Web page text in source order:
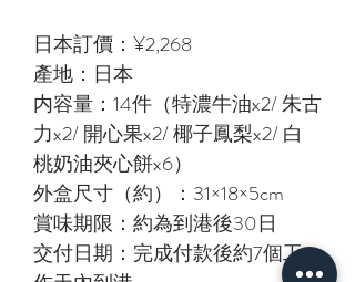
日本訂價：¥2,268
產地：日本
内容量：14件（特濃牛油x2/ 朱古
力x2/ 開心果x2/ 椰子鳳梨x2/ 白
桃奶油夾心餅x6）
外盒尺寸（約）：31×18×5cm
賞味期限：約為到港後30日
交付日期：完成付款後約7個工